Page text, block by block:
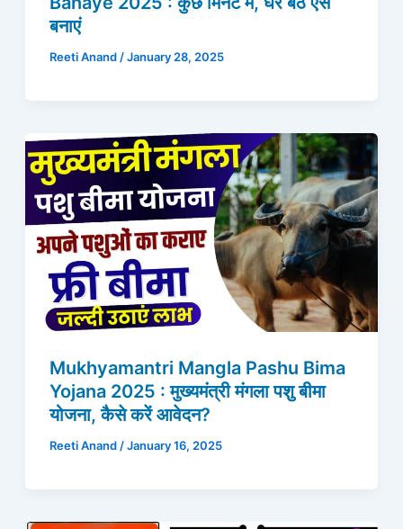
बनाएं
Reeti Anand/January 28, 2025
Mukhyamantri Mangla Pashu Bima
Yojana 2025 : मुख्यमंत्री मंगला पशु बीमा
योजना, कैसे करें आवेदन?
Reeti Anand /January 16, 2025